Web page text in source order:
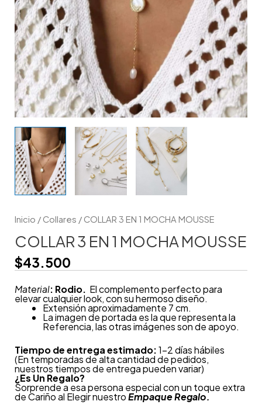
Inicio / Collares / COLLAR 3 EN 1 MOCHA MOUSSE
COLLAR 3 EN 1 MOCHA MOUSSE
$43.500
Material: Rodio. El complemento perfecto para
elevar cualquier look, con su hermoso diseño.
Extensión aproximadamente 7 cm.
La imagen de portada es la que representa la
Referencia, las otras imágenes son de apoyo.
Tiempo de entrega estimado:1-2 días hábiles
(En temporadas de alta cantidad de pedidos,
nuestros tiempos de entrega pueden variar)
¿Es Un Regalo?
Sorprende a esa persona especial con un toque extra
de Cariño al Elegir nuestroEmpaque Regalo.